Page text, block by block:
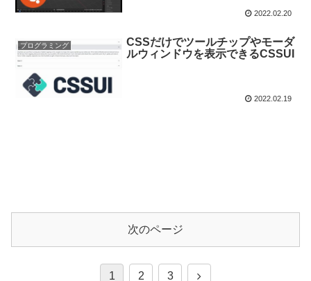
2022.02.20
プログラミング
CSSだけでツールチップやモーダ
ルウィンドウを表示できるCSSUI
2022.02.19
次のページ
1 2 3